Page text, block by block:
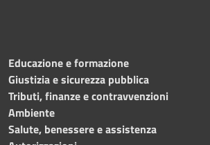
Educazione e formazione
Giustizia e sicurezza pubblica
Tributi, finanze e contravvenzioni
Ambiente
Salute, benessere e assistenza